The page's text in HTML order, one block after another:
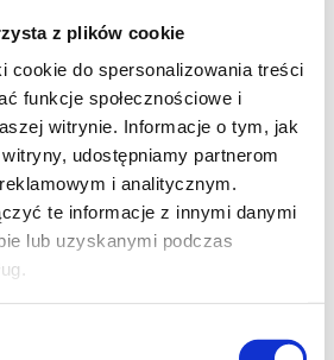
z plików cookie
cookie do spersonalizowania treści
funkcje społecznościowe i
witrynie. Informacje o tym, jak
udostępniamy partnerom
i analitycznym.
te informacje z innymi danymi
lub uzyskanymi podczas